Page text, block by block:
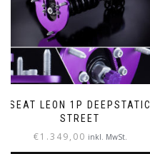
SEAT LEON 1P DEEPSTATIC
STREET
€1.349,00 inkl. MwSt.